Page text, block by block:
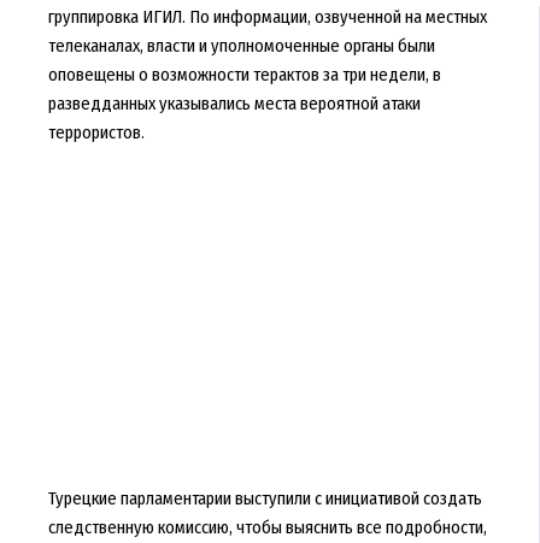
группировка ИГИЛ. По информации, озвученной на местных
телеканалах, власти и уполномоченные органы были
оповещены о возможности терактов за три недели, в
разведданных указывались места вероятной атаки
террористов.
Турецкие парламентарии выступили с инициативой создать
следственную комиссию, чтобы выяснить все подробности,